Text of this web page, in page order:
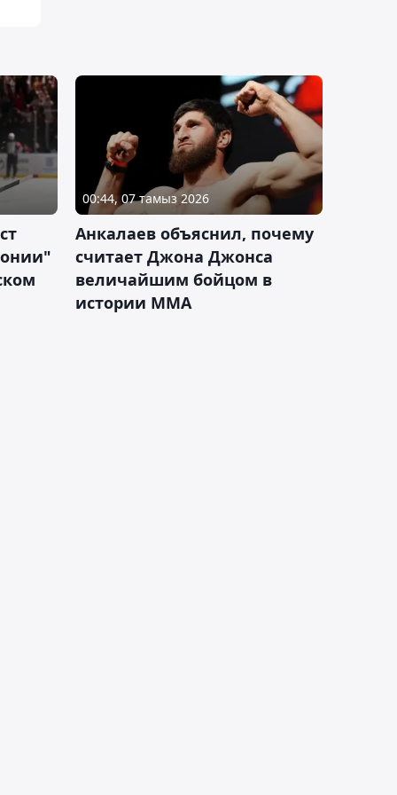
00:44, 07 тамыз 2026
Анкалаев объяснил, почему
считает Джона Джонса
величайшим бойцом в
истории ММА